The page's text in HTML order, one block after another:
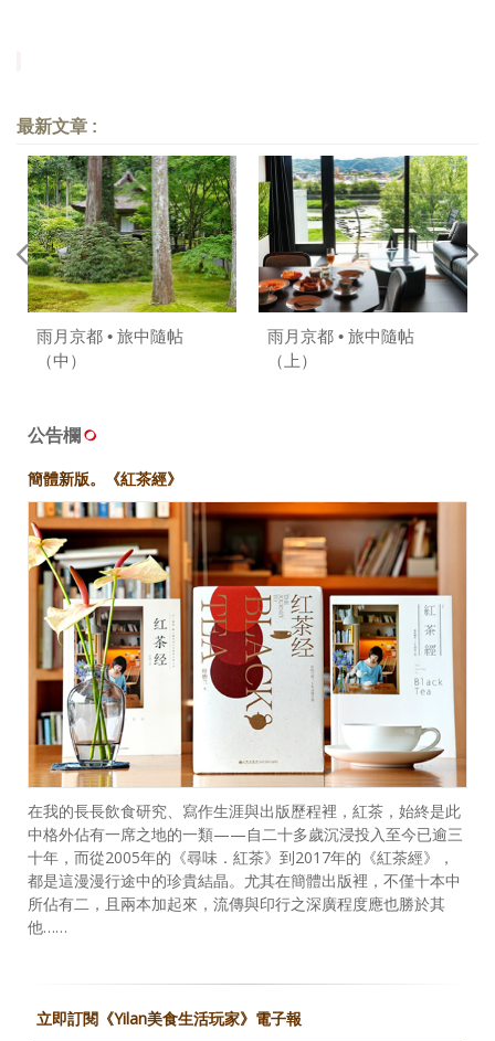
訂閱電子報
最新文章 :
雨月京都 • 旅中隨帖
（中）
雨月京都 • 旅中隨帖
（上）
公告欄
簡體新版。《紅茶經》
在我的長長飲食研究、寫作生涯與出版歷程裡，紅茶，始終是此
中格外佔有一席之地的一類——自二十多歲沉浸投入至今已逾三
十年，而從2005年的《尋味．紅茶》到2017年的《紅茶經》，
都是這漫漫行途中的珍貴結晶。尤其在簡體出版裡，不僅十本中
所佔有二，且兩本加起來，流傳與印行之深廣程度應也勝於其
他……
立即訂閱《Yilan美食生活玩家》電子報